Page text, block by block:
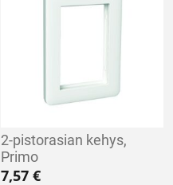
2-pistorasian kehys,
Primo
7,57€